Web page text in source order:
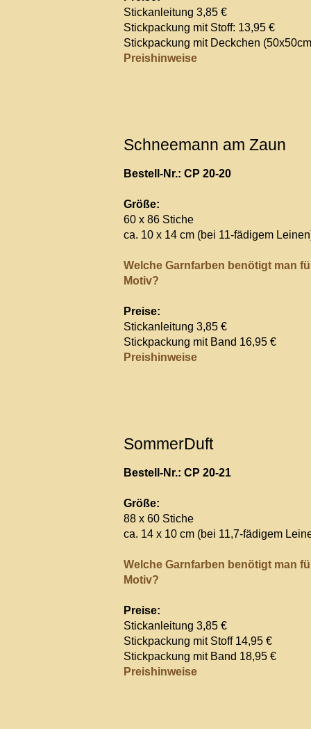
Stickanleitung 3,85 €
Stickpackung mit Stoff: 13,95 €
Stickpackung mit Deckchen
Preishinweise
Schneemann am Zaun
Bestell-Nr.: CP 20-20
Größe:
60 x 86 Stiche
ca. 10 x 14 cm (bei 11-fädigem
Welche Garnfarben benötigt man
Motiv?
Preise:
Stickanleitung 3,85 €
Stickpackung mit Band 16,95 €
Preishinweise
SommerDuft
Bestell-Nr.: CP 20-21
Größe:
88 x 60 Stiche
ca. 14 x 10 cm (bei 11,7-fädigem
Welche Garnfarben benötigt man
Motiv?
Preise:
Stickanleitung 3,85 €
Stickpackung mit Stoff 14,95 €
Stickpackung mit Band 18,95 €
Preishinweise